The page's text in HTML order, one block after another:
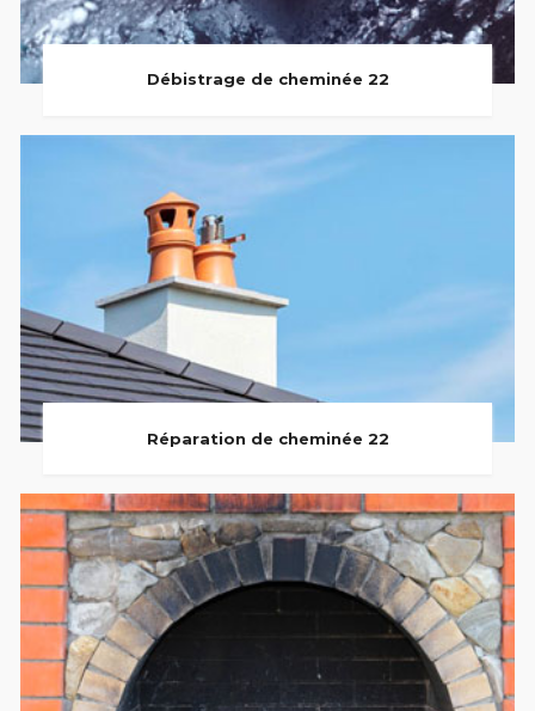
Débistrage de cheminée 22
Réparation de cheminée 22